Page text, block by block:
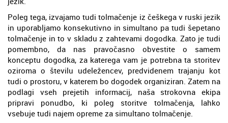
Poleg tega, izvajamo tudi tolmačenje iz češkega v ruski jezik
in uporabljamo konsekutivno in simultano pa tudi šepetano
tolmačenje in to v skladu z zahtevami dogodka. Zato je tudi
pomembno, da nas pravočasno obvestite o samem
konceptu dogodka, za katerega vam je potrebna ta storitev
oziroma o številu udeležencev, predvidenem trajanju kot
tudi o prostoru, v katerem bo dogodek organiziran. Zatem na
podlagi vseh prejetih informacij, naša strokovna ekipa
pripravi ponudbo, ki poleg storitve tolmačenja, lahko
vsebuje tudi najem opreme za simultano tolmačenje.